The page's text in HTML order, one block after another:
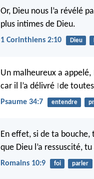
Or, Dieu nous l’a révélé
plus intimes de Dieu.
1 Corinthiens 2:10 Dieu
Un malheureux a appelé,
car il l’a délivré de
Psaume 34:7 entendre
En effet, si de ta bouche,
que Dieu l’a ressuscité,
Romains 10:9 foi parler